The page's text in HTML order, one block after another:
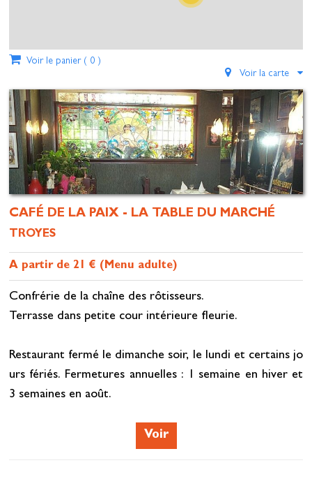
Voir le panier ( 0)
Voir la carte
CAFÉ DE LA PAIX - LA TABLE DU MARCHÉ
TROYES
A partir de 21 € (Menu adulte)
Confrérie de la chaîne des rôtisseurs.
Terrasse dans petite cour intérieure fleurie.
Restaurant fermé le dimanche soir, le lundi et certains jo
urs fériés. Fermetures annuelles : 1 semaine en hiver et
3 semaines en août.
Voir